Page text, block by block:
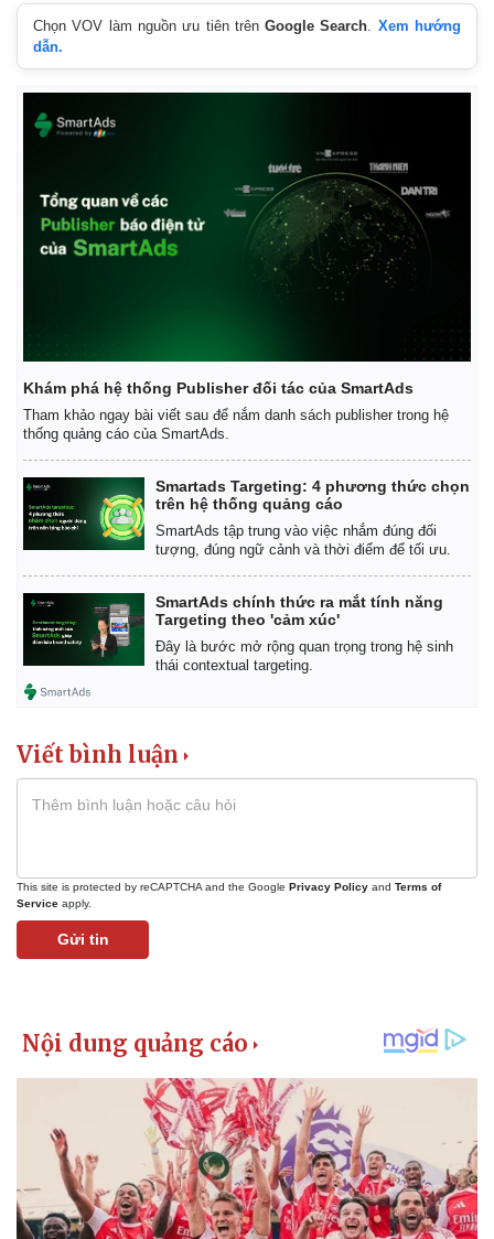
Chọn VOV làm nguồn ưu tiên trênGoogle Search
Xem hướng
dẫn.
Khám phá hệ thống Publisher đối tác của SmartAds
Tham khảo ngay bài viết sau để nắm danh sách publisher trong hệ
thống quảng cáo của SmartAds.
Smartads Targeting: 4 phương thức chọn
trên hệ thống quảng cáo
SmartAds tập trung vào việc nhắm đúng đối
tượng, đúng ngữ cảnh và thời điểm để tối ưu.
SmartAds chính thức ra mắt tính năng
Targeting theo 'cảm xúc'
Đây là bước mở rộng quan trọng trong hệ sinh
thái contextual targeting.
Viết bình luận
This site is protected by reCAPTCHA and the Google Privacy Policy and Terms of
Service apply.
Gửi tin